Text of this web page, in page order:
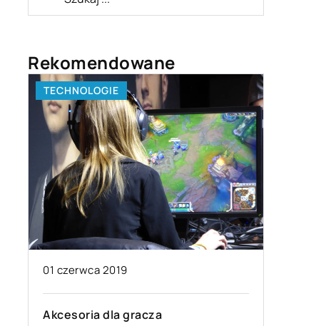
Rekomendowane
TECHNOLOGIE
01 czerwca 2019
Akcesoria dla gracza